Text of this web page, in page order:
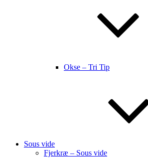
Okse – Tri Tip
Sous vide
Fjerkræ – Sous vide